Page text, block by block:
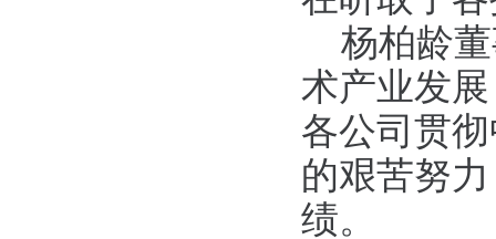
杨柏龄董
术产业发
各公司贯
的艰苦努
绩。